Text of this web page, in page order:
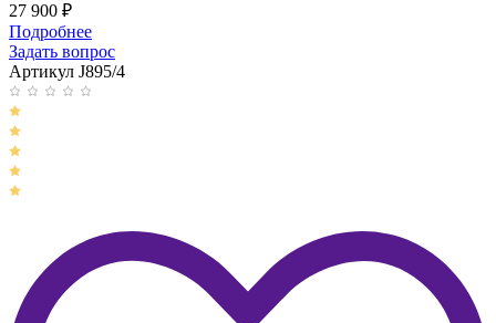
27 900 ₽
Подробнее
Задать вопрос
Артикул J895/4